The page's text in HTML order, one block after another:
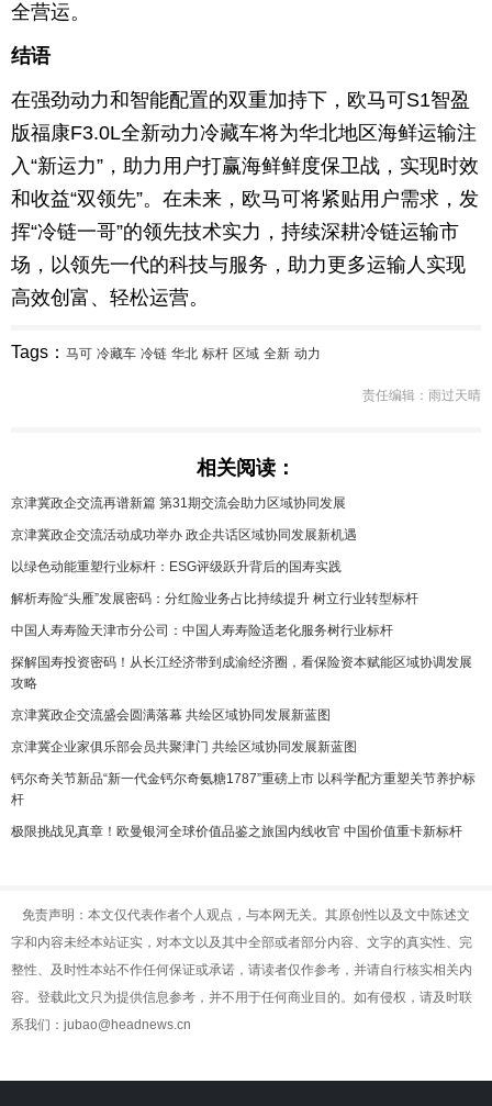
全营运。
结语
在强劲动力和智能配置的双重加持下，欧马可S1智盈
版福康F3.0L全新动力冷藏车将为华北地区海鲜运输注
入“新运力”，助力用户打赢海鲜鲜度保卫战，实现时效
和收益“双领先”。在未来，欧马可将紧贴用户需求，发
挥“冷链一哥”的领先技术实力，持续深耕冷链运输市
场，以领先一代的科技与服务，助力更多运输人实现
高效创富、轻松运营。
Tags： 马可 冷藏车 冷链 华北 标杆 区域 全新 动力
责任编辑：雨过天晴
相关阅读：
京津冀政企交流再谱新篇 第31期交流会助力区域协同发展
京津冀政企交流活动成功举办 政企共话区域协同发展新机遇
以绿色动能重塑行业标杆：ESG评级跃升背后的国寿实践
解析寿险“头雁”发展密码：分红险业务占比持续提升 树立行业转型标杆
中国人寿寿险天津市分公司：中国人寿寿险适老化服务树行业标杆
探解国寿投资密码！从长江经济带到成渝经济圈，看保险资本赋能区域协调发展
攻略
京津冀政企交流盛会圆满落幕 共绘区域协同发展新蓝图
京津冀企业家俱乐部会员共聚津门 共绘区域协同发展新蓝图
钙尔奇关节新品“新一代金钙尔奇氨糖1787”重磅上市 以科学配方重塑关节养护标
杆
极限挑战见真章！欧曼银河全球价值品鉴之旅国内线收官 中国价值重卡新标杆
免责声明：本文仅代表作者个人观点，与本网无关。其原创性以及文中陈述文
字和内容未经本站证实，对本文以及其中全部或者部分内容、文字的真实性、完
整性、及时性本站不作任何保证或承诺，请读者仅作参考，并请自行核实相关内
容。登载此文只为提供信息参考，并不用于任何商业目的。如有侵权，请及时联
系我们：jubao@headnews.cn